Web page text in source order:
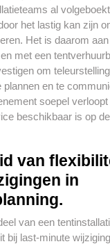
al
het lastig kan zijn
Het is daarom
met een
om
plannen en te
soepel
beschikbaar is op
van
in
van een
bij last-minute